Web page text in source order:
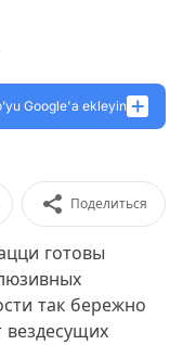
Google'a ekleyin
Поделиться
готовы
так бережно